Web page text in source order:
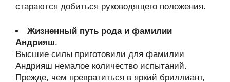
стараются добиться руководящего положения.
Жизненный путь рода и фамилии
Андрияш.
Высшие силы приготовили для фамилии
Андрияш немалое количество испытаний.
Прежде, чем превратиться в яркий бриллиант,